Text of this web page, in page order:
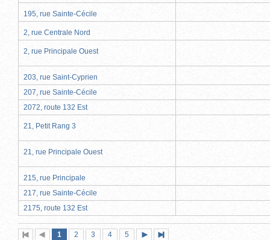
195, rue Sainte-Cécile
2, rue Centrale Nord
2, rue Principale Ouest
203, rue Saint-Cyprien
207, rue Sainte-Cécile
2072, route 132 Est
21, Petit Rang 3
21, rue Principale Ouest
215, rue Principale
217, rue Sainte-Cécile
2175, route 132 Est
PremièrePage
Page
1 (pagePage
2 Page
3 Page
4 Page
5